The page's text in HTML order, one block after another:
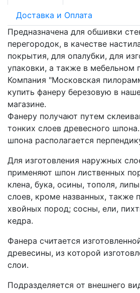
Доставка и Оплата
Предназначена для обшивки
перегородок, в качестве
покрытия, для опалубки, для
упаковки, а также в мебельном
Компания "Московская
купить фанеру березовую в
магазине.
Фанеру получают путем
тонких слоев древесного
шпона располагается
Для изготовления наружных
применяют шпон лиственных
клена, бука, осины, тополя,
слоев, кроме названных, также
хвойных пород; сосны, ели,
кедра.
Фанера считается
древесины, из которой
слои.
Подразделяется от внешнего